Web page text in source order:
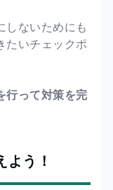
しないためにも
たいチェックポ
行って対策を完
う！